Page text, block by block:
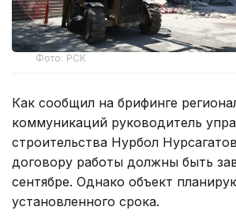
Фото: РСК
Как сообщил на брифинге
коммуникаций руководитель
строительства Нурбол
договору работы должны быть
сентябре. Однако объект
установленного срока.